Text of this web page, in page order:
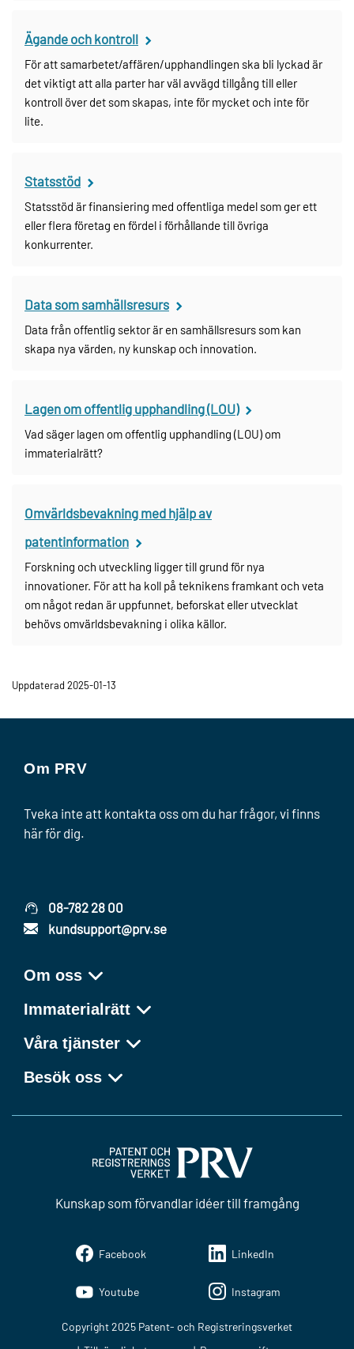
Ägande och kontroll
För att samarbetet/affären/upphandlingen ska bli lyckad är
det viktigt att alla parter har väl avvägd tillgång till eller
kontroll över det som skapas, inte för mycket och inte för
lite.
Statsstöd
Statsstöd är finansiering med offentliga medel som ger ett
eller flera företag en fördel i förhållande till övriga
konkurrenter.
Data som samhällsresurs
Data från offentlig sektor är en samhällsresurs som kan
skapa nya värden, ny kunskap och innovation.
Lagen om offentlig upphandling (LOU)
Vad säger lagen om offentlig upphandling (LOU) om
immaterialrätt?
Omvärldsbevakning med hjälp av
patentinformation
Forskning och utveckling ligger till grund för nya
innovationer. För att ha koll på teknikens framkant och veta
om något redan är uppfunnet, beforskat eller utvecklat
behövs omvärldsbevakning i olika källor.
Uppdaterad 2025-01-13
Om PRV
Tveka inte att kontakta oss om du har frågor, vi finns
här för dig.
08-782 28 00
kundsupport@prv.se
Om oss
Immaterialrätt
Våra tjänster
Besök oss
Kunskap som förvandlar idéer till framgång
Facebook LinkedIn
Youtube Instagram
Copyright 2025 Patent- och Registreringsverket